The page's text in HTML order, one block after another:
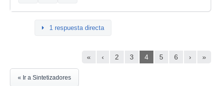
1 respuesta directa
« ‹ 2 3 4 5 6 › »
« Ir a Sintetizadores